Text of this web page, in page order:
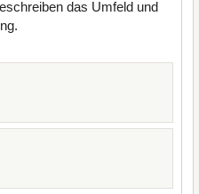
das Umfeld und